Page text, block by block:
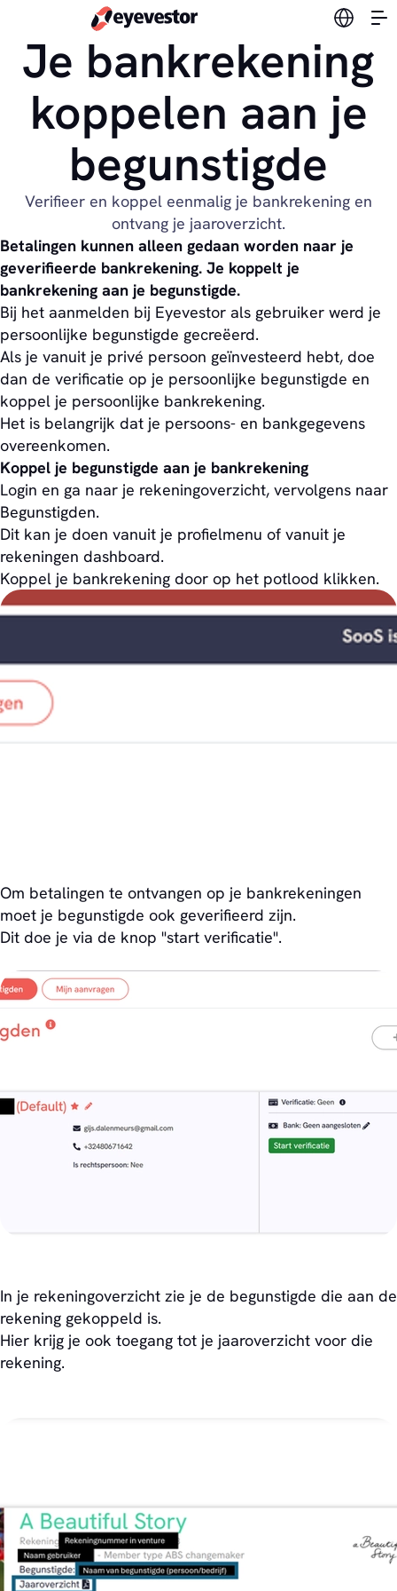
Je bankrekening
koppelen aan je
begunstigde
Verifieer en koppel eenmalig je bankrekening en
ontvang je jaaroverzicht.
Betalingen kunnen alleen gedaan worden naar je
geverifieerde bankrekening. Je koppelt je
bankrekening aan je begunstigde.
Bij het aanmelden bij Eyevestor als gebruiker werd je
persoonlijke begunstigde gecreëerd.
Als je vanuit je privé persoon geïnvesteerd hebt, doe
dan de verificatie op je persoonlijke begunstigde en
koppel je persoonlijke bankrekening.
Het is belangrijk dat je persoons- en bankgegevens
overeenkomen.
Koppel je begunstigde aan je bankrekening
Login en ga naar je rekeningoverzicht, vervolgens naar
Begunstigden.
Dit kan je doen vanuit je profielmenu of vanuit je
rekeningen dashboard.
Koppel je bankrekening door op het potlood klikken.
Om betalingen te ontvangen op je bankrekeningen
moet je begunstigde ook geverifieerd zijn.
Dit doe je via de knop "start verificatie".
In je rekeningoverzicht zie je de begunstigde die aan de
rekening gekoppeld is.
Hier krijg je ook toegang tot je jaaroverzicht voor die
rekening.